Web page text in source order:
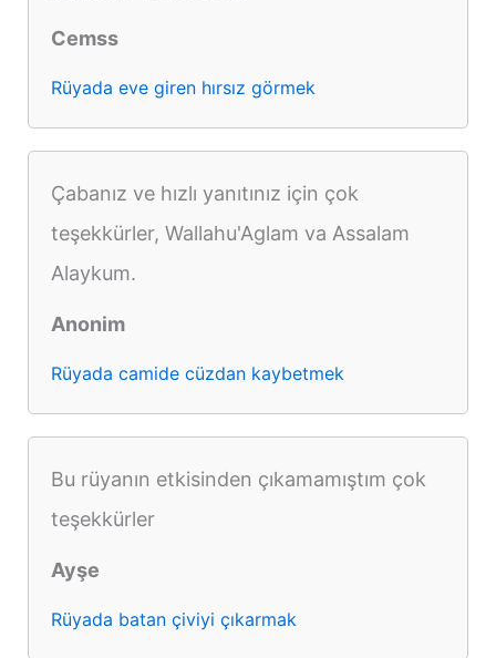
Cemss
Rüyada eve giren hırsız görmek
Çabanız ve hızlı yanıtınız için çok
teşekkürler, Wallahu'Aglam va Assalam
Alaykum.
Anonim
Rüyada camide cüzdan kaybetmek
Bu rüyanın etkisinden çıkamamıştım çok
teşekkürler
Ayşe
Rüyada batan çiviyi çıkarmak